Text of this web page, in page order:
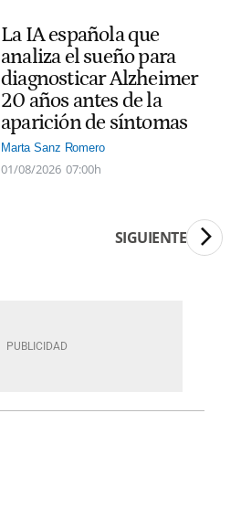
La IA española que
analiza el sueño para
diagnosticar Alzheimer
20 años antes de la
aparición de síntomas
Marta Sanz Romero
01/08/2026 07:00h
SIGUIENTE